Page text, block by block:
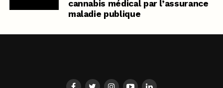
cannabis médical par l’assurance
maladie publique